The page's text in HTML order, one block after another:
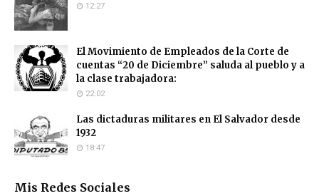
12:27
El Movimiento de Empleados de la Corte de
cuentas “20 de Diciembre” saluda al pueblo y a
la clase trabajadora:
22:02
Las dictaduras militares en El Salvador desde
1932
18:47
Mis Redes Sociales